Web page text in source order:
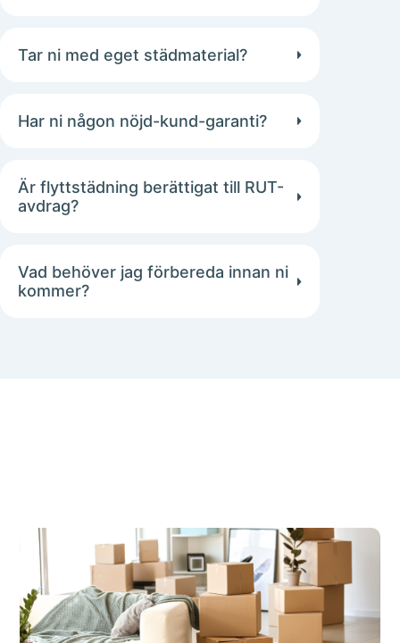
Tar ni med eget städmaterial?
Har ni någon nöjd-kund-garanti?
Är flyttstädning berättigat till RUT-
avdrag?
Vad behöver jag förbereda innan ni
kommer?